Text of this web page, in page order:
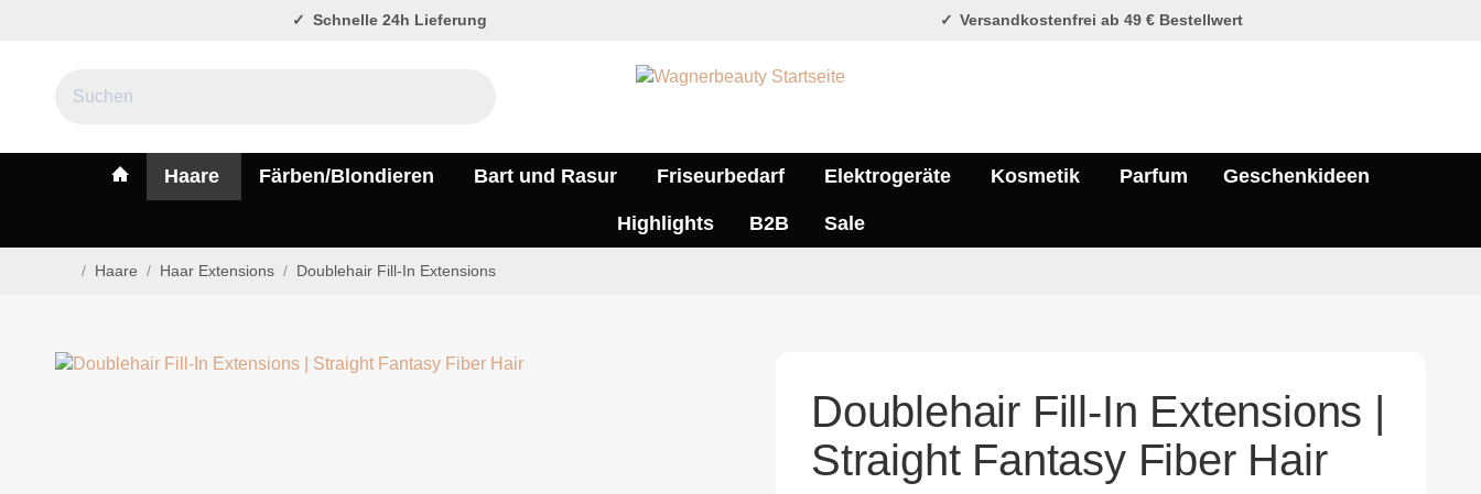
Schnelle 24h Lieferung Versandkostenfrei ab 49 € Bestellwert
#custom.linkHome#
Haare Färben/Blondieren Bart und Rasur Friseurbedarf Elektrogeräte Kosmetik Parfum Geschenkideen
Highlights B2B Sale
/ Haare / Haar Extensions / Doublehair Fill-In Extensions
Doublehair Fill-In Extensions |
Straight Fantasy Fiber Hair